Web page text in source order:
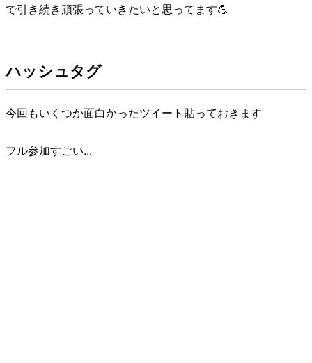
で引き続き頑張っていきたいと思ってます💪
ハッシュタグ
今回もいくつか面白かったツイート貼っておきます
フル参加すごい...